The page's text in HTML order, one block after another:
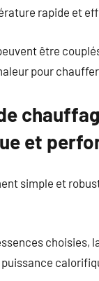
rapide et
être
pour
et
simple et
choisies,